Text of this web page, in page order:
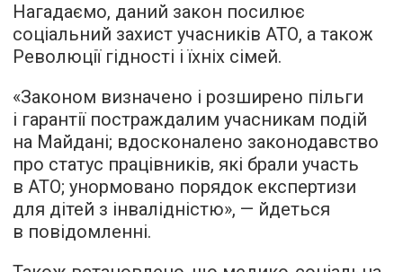
Нагадаємо, даний закон посилює
соціальний захист учасників АТО, а також
Революції гідності і їхніх сімей.
«Законом визначено і розширено пільги
і гарантії постраждалим учасникам подій
на Майдані; вдосконалено законодавство
про статус працівників, які брали участь
в АТО; унормовано порядок експертизи
для дітей з інвалідністю», — йдеться
в повідомленні.